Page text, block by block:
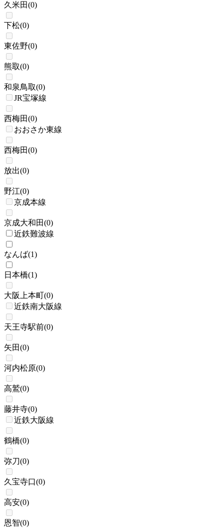
久米田(0)
下松(0)
東佐野(0)
熊取(0)
和泉鳥取(0)
JR宝塚線
西梅田(0)
おおさか東線
西梅田(0)
放出(0)
野江(0)
京成本線
京成大和田(0)
近鉄難波線
なんば(1)
日本橋(1)
大阪上本町(0)
近鉄南大阪線
天王寺駅前(0)
矢田(0)
河内松原(0)
高鷲(0)
藤井寺(0)
近鉄大阪線
鶴橋(0)
弥刀(0)
久宝寺口(0)
高安(0)
恩智(0)